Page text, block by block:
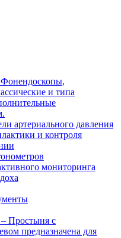
Фонендоскопы,
и типа
артериального давления
и контроля
мониторинга
– Простыня с
предназначена для